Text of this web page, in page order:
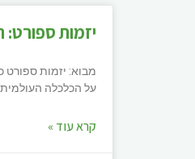
יזמות ספורט:
מבוא: יזמות
על הכלכלה
קרא עוד »